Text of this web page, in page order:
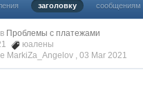
заголовку сообщениям
в Проблемы с платежами
юалены
MarkiZa_Angelov ,03 Mar 2021